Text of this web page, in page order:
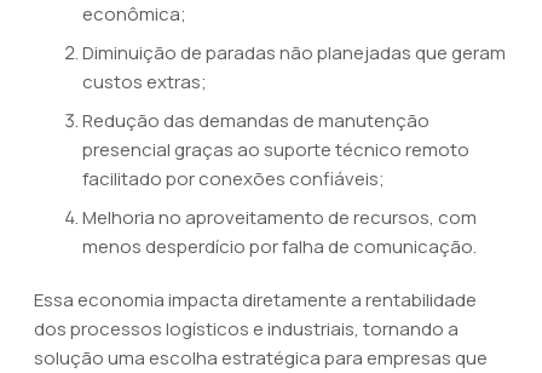
econômica;
Diminuição de paradas não planejadas que geram
custos extras;
Redução das demandas de manutenção
presencial graças ao suporte técnico remoto
facilitado por conexões confiáveis;
Melhoria no aproveitamento de recursos, com
menos desperdício por falha de comunicação.
Essa economia impacta diretamente a rentabilidade
dos processos logísticos e industriais, tornando a
solução uma escolha estratégica para empresas que